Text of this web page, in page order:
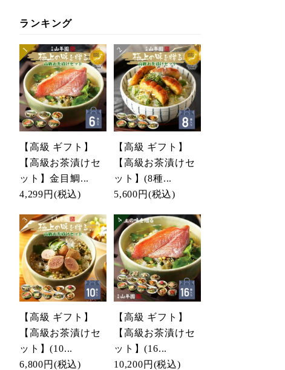
ランキング
【高級 ギフト】
【高級お茶漬けセ
ット】金目鯛...
4,299円 (税込)
【高級 ギフト】
【高級お茶漬けセ
ット】(8種...
5,600円 (税込)
【高級 ギフト】
【高級お茶漬けセ
ット】(10...
6,800円 (税込)
【高級 ギフト】
【高級お茶漬けセ
ット】(16...
10,200円 (税込)